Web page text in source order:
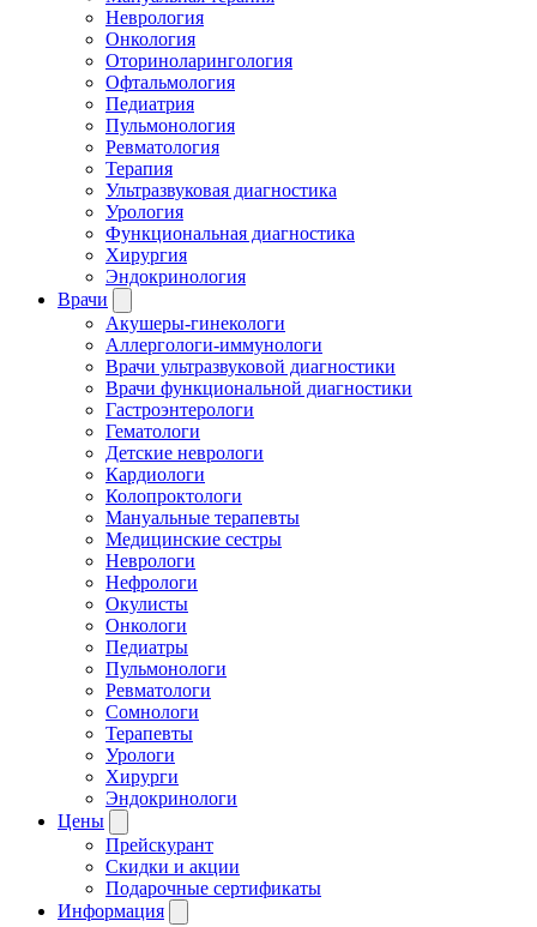
Неврология
Онкология
Оториноларингология
Офтальмология
Педиатрия
Пульмонология
Ревматология
Терапия
Ультразвуковая диагностика
Урология
Функциональная диагностика
Хирургия
Эндокринология
Врачи
Акушеры-гинекологи
Аллергологи-иммунологи
Врачи ультразвуковой диагностики
Врачи функциональной диагностики
Гастроэнтерологи
Гематологи
Детские неврологи
Кардиологи
Колопроктологи
Мануальные терапевты
Медицинские сестры
Неврологи
Нефрологи
Окулисты
Онкологи
Педиатры
Пульмонологи
Ревматологи
Сомнологи
Терапевты
Урологи
Хирурги
Эндокринологи
Цены
Прейскурант
Скидки и акции
Подарочные сертификаты
Информация